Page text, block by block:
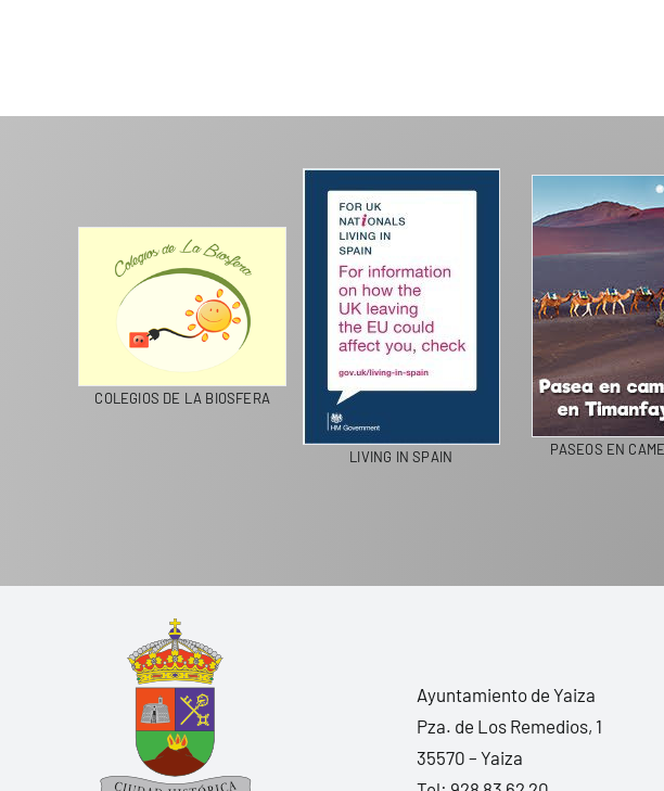
COLEGIOS DE LA BIOSFERA
LIVING IN SPAIN PASEOS EN
Ayuntamiento de Yaiza
Pza. de Los Remedios, 1
35570 – Yaiza